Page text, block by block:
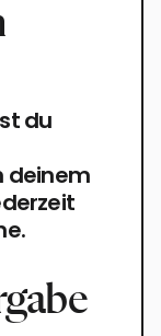
du
deinem